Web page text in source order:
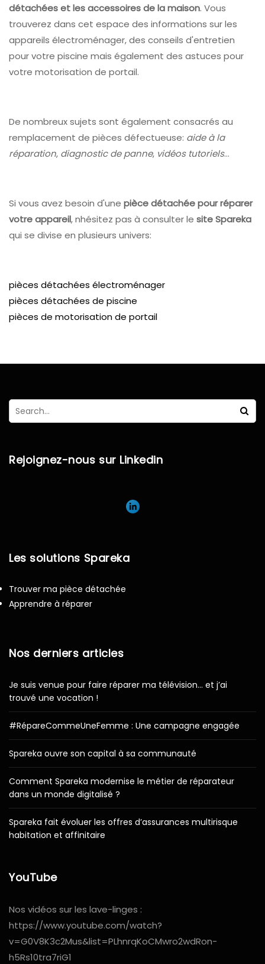
détachées et les accessoires de la maison. Vous
trouverez dans cet espace des informations sur les
appareils électroménager, des conseils d'entretien
pour votre piscine mais également des astuces pour
votre motorisation de portail.
De nombreux sujets sont également consacrés au
remplacement de pièces défectueuse: aide à la
réparation, diagnostic de panne, vidéos tutoriels...
Si vous avez besoin d'une pièce détachée pour réparer
votre appareil, nhésitez pas à consulter le site Spareka
qui se divise en plusieurs univers:
pièces détachées électroménager
pièces détachées de piscine
pièces de motorisation de portail
Rejoignez-nous sur Linkedin
Les solutions Spareka
Trouver ma pièce détachée
Apprendre à réparer
Nos derniers articles
Je suis venue pour faire réparer ma télévision… et j’ai
trouvé une vocation !
#RépareCommeUneFemme : Une campagne engagée
Spareka ouvre son capital à sa communauté
Comment Spareka modernise le métier de réparateur
dans un monde digitalisé ?
Spareka fait évoluer les offres d’assurances multirisque
habitation et affinitaire
YouTube
Nos vidéos sur les lave-linges :
https://www.youtube.com/watch?
v=G0V8K3c2Mus&list=PLhnrqKoCMwro2wdRon-
h5Rs10tra7riG1